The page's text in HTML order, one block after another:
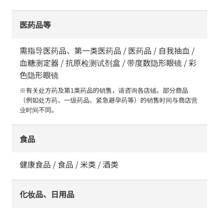
医药品等
需指导医药品、第一类医药品 / 医药品 / 自我抽血 /
血糖测定器 / 抗原检测试剂盒 / 带度数隐形眼镜 / 彩
色隐形眼镜
※有关处方药及第1类药品的销售，请咨询各店铺。部分商品
（例如处方药、一级药品、紧急避孕药等）的销售时间与商店营
业时间不同。
食品
健康食品 / 食品 / 米类 / 酒类
化妆品、日用品